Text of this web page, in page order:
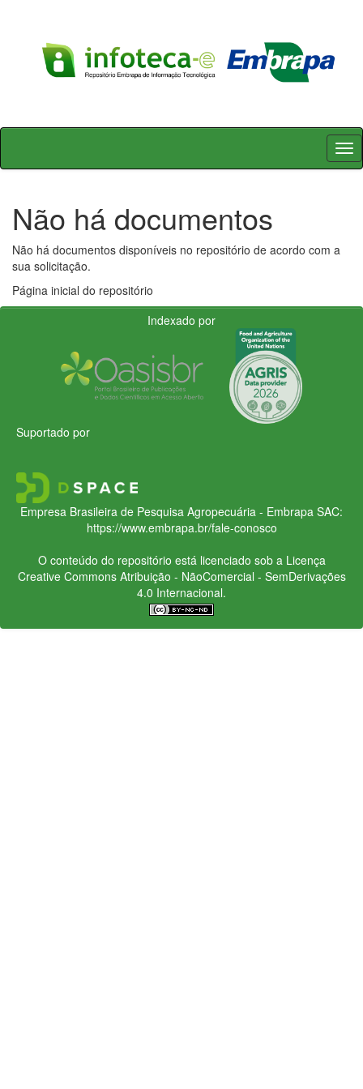
Skip
Não há documentos
Não há documentos disponíveis no repositório de acordo com a
sua solicitação.
Página inicial do repositório
Indexado por
Suportado por
Empresa Brasileira de Pesquisa Agropecuária - Embrapa SAC:
https://www.embrapa.br/fale-conosco
O conteúdo do repositório está licenciado sob a Licença
Creative CommonsAtribuição - NãoComercial - SemDerivações
4.0 Internacional.